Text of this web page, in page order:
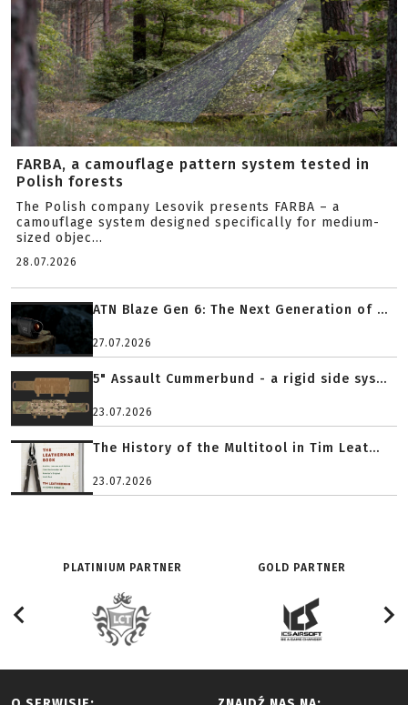
FARBA, a camouflage pattern system tested in
Polish forests
The Polish company Lesovik presents FARBA – a
camouflage system designed specifically for medium-
sized objec...
28.07.2026
ATN Blaze Gen 6: The Next Generation of ...
27.07.2026
5" Assault Cummerbund - a rigid side sys...
23.07.2026
The History of the Multitool in Tim Leat...
23.07.2026
PLATINIUM PARTNER GOLD PARTNER